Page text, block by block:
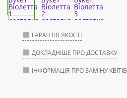
ГАРАНТІЯ ЯКОСТІ
ДОКЛАДНІШЕ ПРО ДОСТАВКУ
ІНФОРМАЦІЯ ПРО ЗАМІНУ КВІТІВ